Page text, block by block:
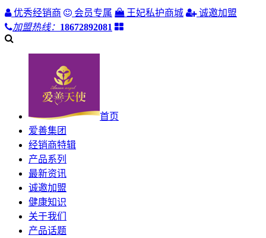
优秀经销商 会员专属 王妃私护商城
诚邀加盟
加盟热线： 18672892081
首页
爱善集团
经销商特辑
产品系列
最新资讯
诚邀加盟
健康知识
关于我们
产品话题